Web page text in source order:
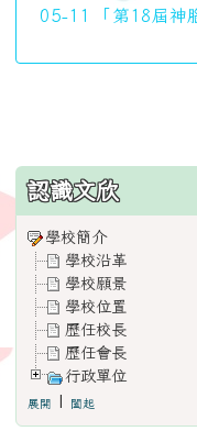
05-11 「第18屆神
:::
認識文欣
學校簡介
學校沿革
學校願景
學校位置
歷任校長
歷任會長
行政單位
展開 闔起